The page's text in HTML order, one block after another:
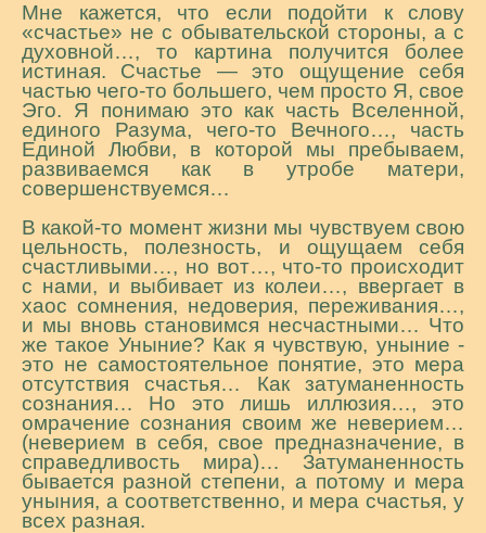
Мне кажется, что если подойти к слову
«счастье» не с обывательской стороны, а с
духовной…, то картина получится более
истиная. Счастье — это ощущение себя
частью чего-то большего, чем просто Я, свое
Эго. Я понимаю это как часть Вселенной,
единого Разума, чего-то Вечного…, часть
Единой Любви, в которой мы пребываем,
развиваемся как в утробе матери,
совершенствуемся…
В какой-то момент жизни мы чувствуем свою
цельность, полезность, и ощущаем себя
счастливыми…, но вот…, что-то происходит
с нами, и выбивает из колеи…, ввергает в
хаос сомнения, недоверия, переживания…,
и мы вновь становимся несчастными… Что
же такое Уныние? Как я чувствую, уныние -
это не самостоятельное понятие, это мера
отсутствия счастья… Как затуманенность
сознания… Но это лишь иллюзия…, это
омрачение сознания своим же неверием…
(неверием в себя, свое предназначение, в
справедливость мира)… Затуманенность
бывается разной степени, а потому и мера
уныния, а соответственно, и мера счастья, у
всех разная.